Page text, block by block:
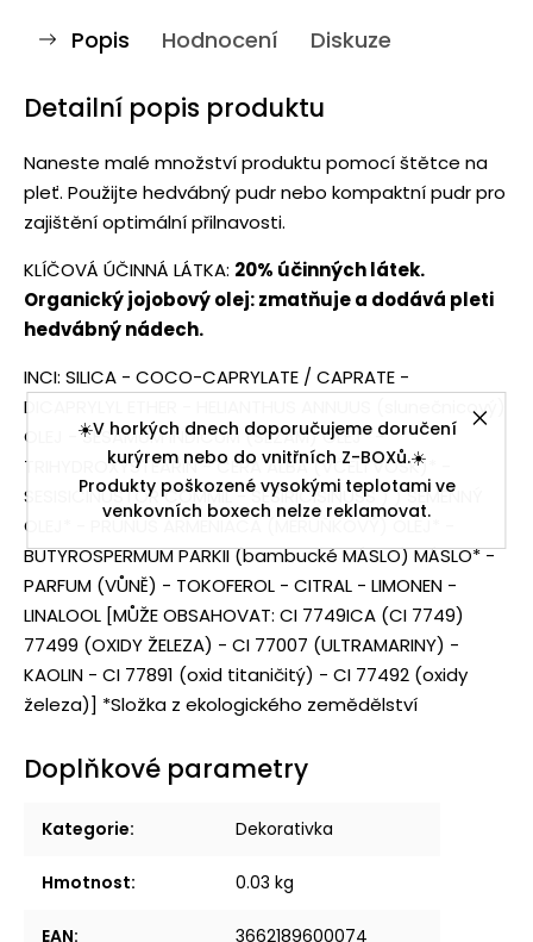
☀️V horkých dnech doporučujeme doručení
kurýrem nebo do vnitřních Z-BOXů.☀️
Produkty poškozené vysokými teplotami ve
venkovních boxech nelze reklamovat.
Popis Hodnocení Diskuze
Detailní popis produktu
Naneste malé množství produktu pomocí štětce na
pleť. Použijte hedvábný pudr nebo kompaktní pudr pro
zajištění optimální přilnavosti.
KLÍČOVÁ ÚČINNÁ LÁTKA: 20% účinných látek.
Organický jojobový olej: zmatňuje a dodává pleti
hedvábný nádech.
INCI: SILICA - COCO-CAPRYLATE / CAPRATE -
DICAPRYLYL ETHER - HELIANTHUS ANNUUS (slunečnicový)
OLEJ - SESAMUM INDICUM (SEZAM) OLEJ* -
TRIHYDROXYSTEARIN - CERA ALBA (VČELÍ VOSK)* -
SESISICINUSTOR COMMIL - SESIRICISINUSS ) ) SEMENNÝ
OLEJ* - PRUNUS ARMENIACA (MERUŇKOVÝ) OLEJ* -
BUTYROSPERMUM PARKII (bambucké MÁSLO) MÁSLO* -
PARFUM (VŮNĚ) - TOKOFEROL - CITRAL - LIMONEN -
LINALOOL [MŮŽE OBSAHOVAT: CI 7749ICA (CI 7749)
77499 (OXIDY ŽELEZA) - CI 77007 (ULTRAMARINY) -
KAOLIN - CI 77891 (oxid titaničitý) - CI 77492 (oxidy
železa)] *Složka z ekologického zemědělství
Doplňkové parametry
Kategorie: Dekorativka
Hmotnost: 0.03 kg
EAN: 3662189600074